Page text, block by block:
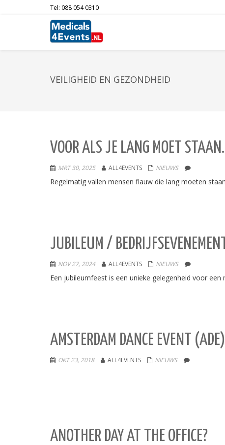
Tel: 088 054 0310
VEILIGHEID EN GEZONDHEID
VOOR ALS JE LANG MOET
MRT 30, 2025 ALL4EVENTS NIEUWS
Regelmatig vallen mensen flauw die lang moeten
JUBILEUM / BEDRIJFSEVENEMENT
NOV 27, 2024 ALL4EVENTS NIEUWS
Een jubileumfeest is een unieke gelegenheid voor
AMSTERDAM DANCE EVENT (ADE)
OKT 23, 2018 ALL4EVENTS NIEUWS
ANOTHER DAY AT THE OFFICE?